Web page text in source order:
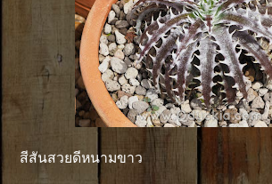
สีสันสวยดีหนามขาว